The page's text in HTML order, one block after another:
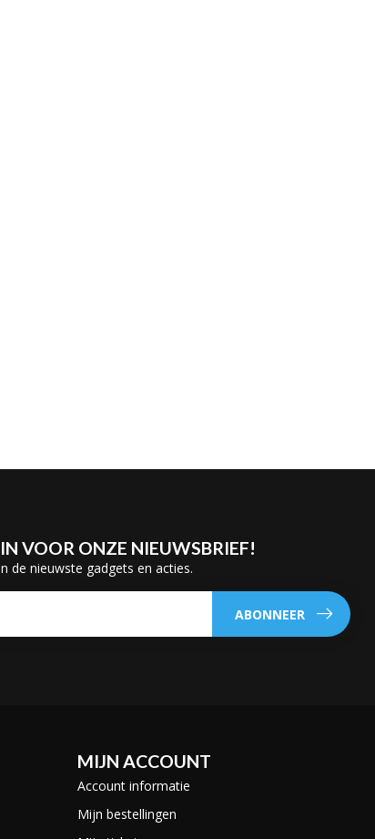
VOOR ONZE NIEUWSBRIEF!
de nieuwste gadgets en acties.
ABONNEER
MIJN ACCOUNT
Account informatie
Mijn bestellingen